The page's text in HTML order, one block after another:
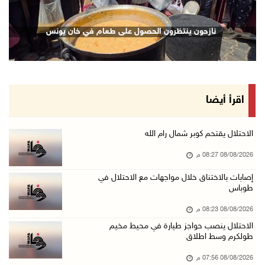
إصابات بالاختناق خلال اقتحام الاحتلال قرية ال ...
08/آب/2026 05:52 م
الحايك: نقود جهودا وطنية لحماية المواقع الأثر ...
أطفال مبتورو الأطراف يتحدّون الألم بكرة القدم ...
جلسة لمجلس الأمن بشأن الضفة الغربية الثلاثاء ...
08/آب/2026 04:03 م
08/آب/2026 03:51 م
مستعمر إرهابي يُطلق مواشيه في أراضي الطيبة شر ...
08/آب/2026 02:37 م
08/آب/2026 02:26 م
نازحون ينتظرون الحصول على طعام في خان يونس
اقرأ أيضا
الاحتلال يقتحم كوبر شمال رام الله
08/08/2026 08:27 م
إصابات بالاختناق خلال مواجهات مع الاحتلال في
طوباس
08/08/2026 08:23 م
الاحتلال ينصب حواجز طيارة في محيط مخيم
طولكرم وسط اطلاق
08/08/2026 07:56 م